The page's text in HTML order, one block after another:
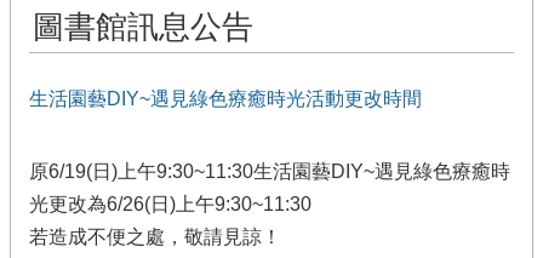
圖書館訊息公告
生活園藝DIY~遇見綠色療癒時光活動更改時間
原6/19(日)上午9:30~11:30生活園藝DIY~遇見綠色療癒時
光更改為6/26(日)上午9:30~11:30
若造成不便之處，敬請見諒！